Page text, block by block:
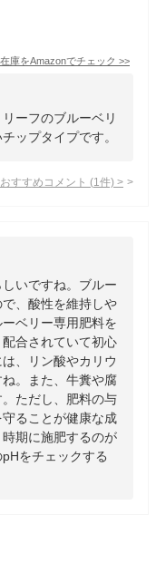
庫をAmazonでチェック >>
ーフのブルーベリ
ップタイプです。
すすめコメント (1 件) >
いですね。ブルー
、酸性を維持しや
ベリー専用肥料を
合されていて初心
、リン酸やカリウ
。また、牛糞や腐
ただし、肥料の与
ることが健康な成
期に施肥するのが
をチェックする